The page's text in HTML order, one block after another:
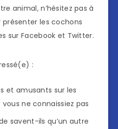
animal, n’hésitez pas à
les cochons
sur Facebook et Twitter.
:
et amusants sur les
ne connaissiez pas
savent-ils qu’un autre